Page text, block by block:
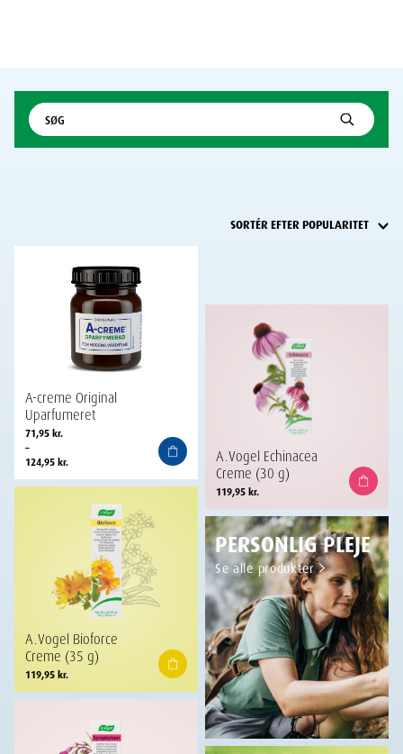
A-creme Original
Uparfumeret
71,95kr.
–
124,95kr.
Prisinterval:
71,95 kr.
til
A.Vogel Echinacea
Creme (30 g)
119,95kr.
A.Vogel Bioforce
Creme (35 g)
119,95kr.
PERSONLIG PLEJE
Se alle produkter